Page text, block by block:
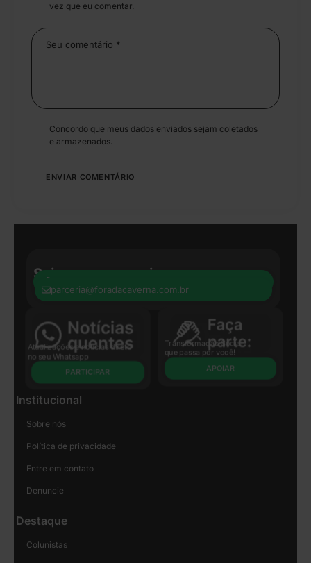
vez que eu comentar.
Concordo que meus dados enviados sejam coletados
e armazenados.
Seja nosso parceiro:
parceria@foradacaverna.com.br
Atualizações e notícias direto
no seu Whatsapp
PARTICIPAR
Transformação Social
que passa por você!
APOIAR
Institucional
Sobre nós
Política de privacidade
Entre em contato
Denuncie
Destaque
Colunistas